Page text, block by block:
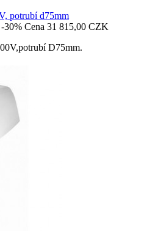
potrubí d75mm
-30% Cena 31 815,00 CZK
D75mm.